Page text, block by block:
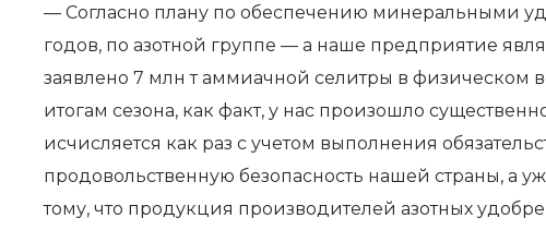
— Согласно плану по обеспечению минеральными
годов, по азотной группе — а наше предприятие
заявлено 7 млн т аммиачной селитры в физическом
итогам сезона, как факт, у нас произошло
исчисляется как раз с учетом выполнения
продовольственную безопасность нашей страны, а
тому, что продукция производителей азотных